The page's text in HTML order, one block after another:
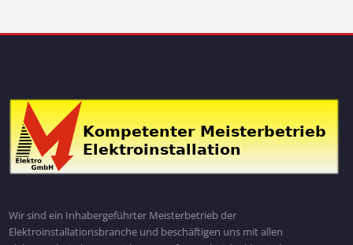
Wir sind ein Inhabergeführter Meisterbetrieb der
Elektroinstallationsbranche und beschäftigen uns mit allen